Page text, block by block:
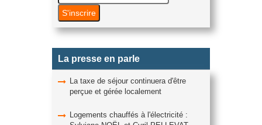
La presse en parle
La taxe de séjour continuera d'être
perçue et gérée localement
Logements chauffés à l'électricité :